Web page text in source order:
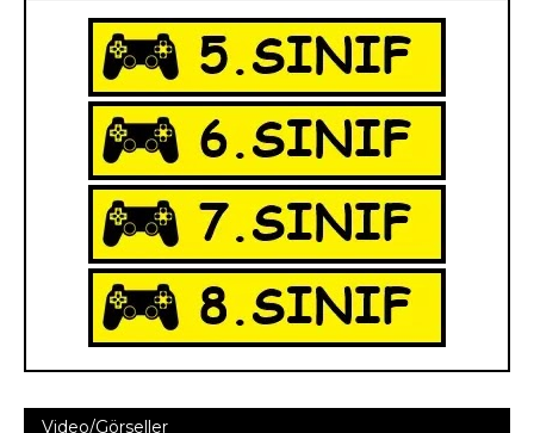
Video/Görseller